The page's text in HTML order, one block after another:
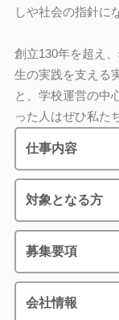
しや社会の指針に
創立130年を超え
生の実践を支える
と、学校運営の中
った人はぜひ私た
仕事内容
対象となる方
募集要項
会社情報